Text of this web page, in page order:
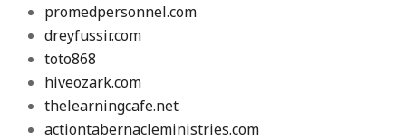
promedpersonnel.com
dreyfussir.com
toto868
hiveozark.com
thelearningcafe.net
actiontabernacleministries.com